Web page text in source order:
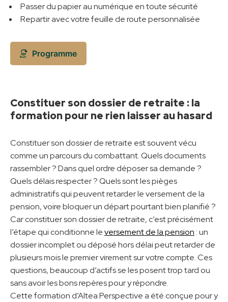
Passer du papier au numérique en toute sécurité
Repartir avec votre feuille de route personnalisée
Programme
Constituer son dossier de retraite : la
formation pour ne rien laisser au hasard
Constituer son dossier de retraite est souvent vécu
comme un parcours du combattant. Quels documents
rassembler ? Dans quel ordre déposer sa demande ?
Quels délais respecter ? Quels sont les pièges
administratifs qui peuvent retarder le versement de la
pension, voire bloquer un départ pourtant bien planifié ?
Car constituer son dossier de retraite, c’est précisément
l’étape qui conditionne leversement de la pension : un
dossier incomplet ou déposé hors délai peut retarder de
plusieurs mois le premier virement sur votre compte. Ces
questions, beaucoup d’actifs se les posent trop tard ou
sans avoir les bons repères pour y répondre.
Cette formation d’Altea Perspective a été conçue pour y